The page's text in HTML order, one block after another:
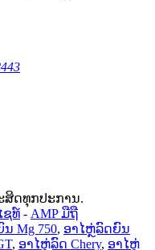
ສິດທຸກປະການ.
ຊທ໌ - AMP ມືຖື
Mg 750, ອາໄຫຼ່ລົດຍົນ
, ອາໄຫຼ່ລົດ Chery, ອາໄຫຼ່